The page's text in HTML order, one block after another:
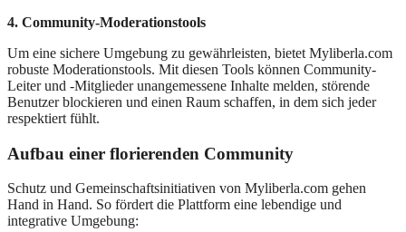
4. Community-Moderationstools
Um eine sichere Umgebung zu gewährleisten, bietet Myliberla.com
robuste Moderationstools. Mit diesen Tools können Community-
Leiter und -Mitglieder unangemessene Inhalte melden, störende
Benutzer blockieren und einen Raum schaffen, in dem sich jeder
respektiert fühlt.
Aufbau einer florierenden Community
Schutz und Gemeinschaftsinitiativen von Myliberla.com gehen
Hand in Hand. So fördert die Plattform eine lebendige und
integrative Umgebung: